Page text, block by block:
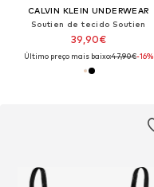
CALVIN KLEIN UNDERWEAR
Soutien de tecido Soutien
39,90€
Último preço mais baixo:47,90€-16%